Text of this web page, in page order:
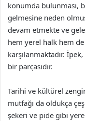
konumda bulunması,
gelmesine neden
devam etmekte ve
hem yerel halk hem
karşılanmaktadır.
bir parçasıdır.
Tarihi ve kültürel
mutfağı da oldukça
şekeri ve pide gibi